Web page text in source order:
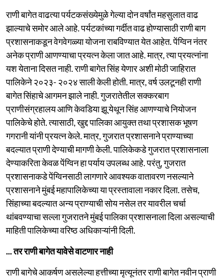
राणी बागेत वाढत्या पर्यटकसंख्येमुळे गेल्या दोन वर्षांत महसुलात वाढ
झाल्याचे समोर आले आहे. पर्यटकांच्या गर्दीत वाढ होण्यासाठी राणी बाग
प्रशासनाकडून वेगवेगळ्या योजना राबविण्यात येत आहेत. पेंग्विन नंतर
अनेक प्राणी आणण्याचा प्रयत्न केला जात आहे. मात्र, त्या प्रयत्नांना
यश येताना दिसत नाही. राणी बागेत सिंह येणार अशी मोठी जाहिरात
पालिकेने २०२३- २०२४ साली केली होती. मात्र, वर्ष उलटूनही राणी
बागेत सिंहाचे आगमन झाले नाही. गुजरातेतील सक्करबाग
प्राणीसंग्रहालय आणि केवडिया झू येथून सिंह आणण्याचे नियोजन
पालिकेचे होते. त्यासाठी, खुद्द पालिका आयुक्त तथा प्रशासक भूषण
गगरानी यांनी प्रयत्न केले. मात्र, गुजरात प्रशासनाने प्राण्याच्या
बदल्यात प्राणी देण्याची मागणी केली. पालिकेकडे गुजरात प्रशासनाला
देण्याकरिता केवळ पेंग्विन हा पर्याय उपलब्ध आहे. परंतु, गुजरात
प्रशासनाकडे पेंग्विनसाठी लागणारे आवश्यक वातावरण नसल्याने
प्रशासनाने मुंबई महापालिकेच्या या प्रस्तावाला नकार दिला. तसेच,
सिंहाच्या बदल्यात अन्य प्राण्याची सोय नसेल तर यावरील चर्चा
थांबवण्याचा सल्ला गुजरातने मुंबई पालिका प्रशासनाला दिला असल्याची
माहिती पालिकेच्या वरिष्ठ अधिकाऱ्यांनी दिली.
... तर राणी बागेत यावेसे वाटणार नाही
राणी बागेचे आकर्षण असलेल्या हत्तीच्या मृत्यूनंतर राणी बागेत नवीन प्राणी